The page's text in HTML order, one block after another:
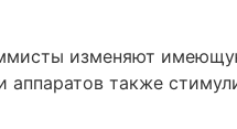
изменяют
также